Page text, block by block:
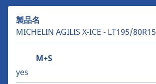
製品名
MICHELIN AGILIS X-ICE - LT195/80R15
M+S
yes